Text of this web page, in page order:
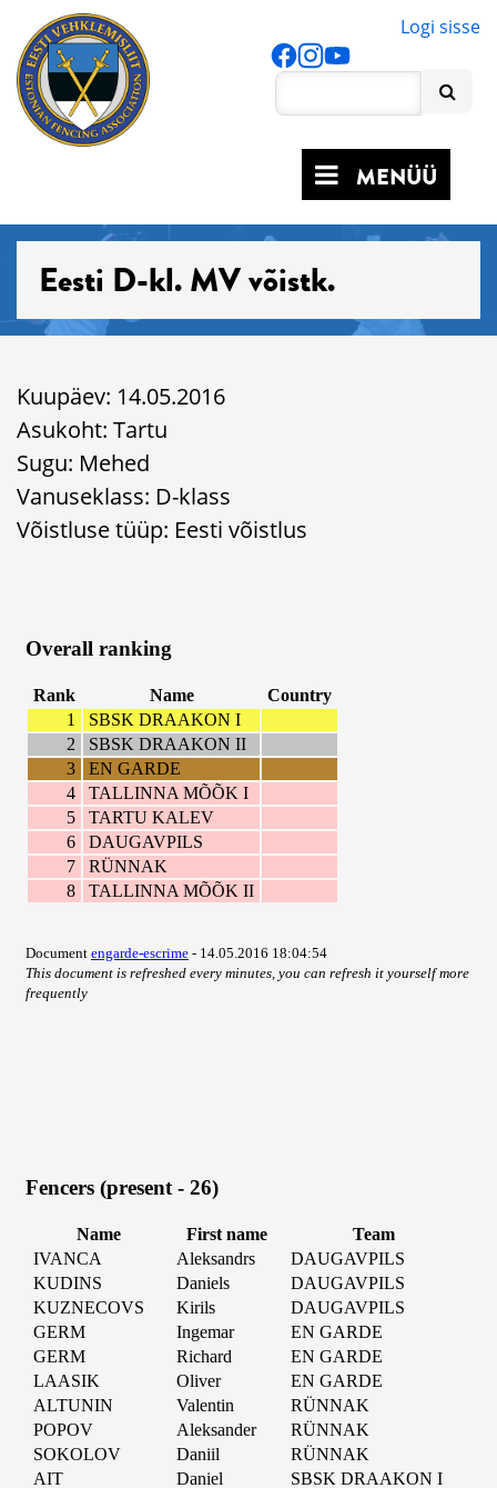
Logi sisse
MENÜÜ
Eesti D-kl. MV võistk.
Kuupäev: 14.05.2016
Asukoht: Tartu
Sugu: Mehed
Vanuseklass: D-klass
Võistluse tüüp: Eesti võistlus